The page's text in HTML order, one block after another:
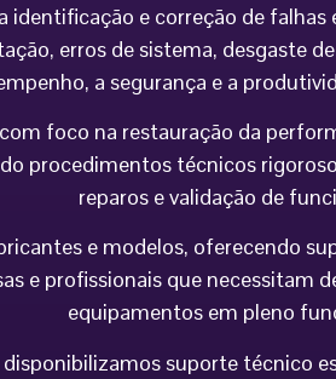
identificação e correção de
erros de sistema, desgaste
a segurança e a
foco na restauração da
procedimentos técnicos
reparos e validação de
e modelos, oferecendo
e profissionais que necessitam
equipamentos em pleno
suporte técnico